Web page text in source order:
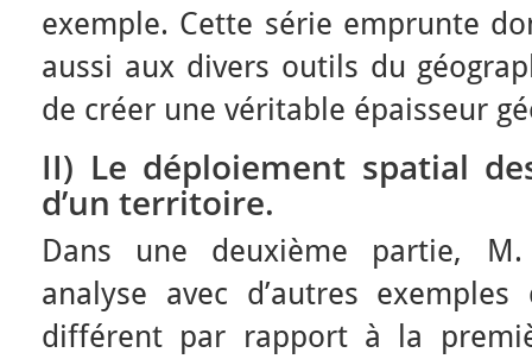
exemple. Cette série emprunte
aussi aux divers outils du
de créer une véritable épaisseur
II) Le déploiement spatial
d’un territoire.
Dans une deuxième partie, M.
analyse avec d’autres
différent par rapport à la